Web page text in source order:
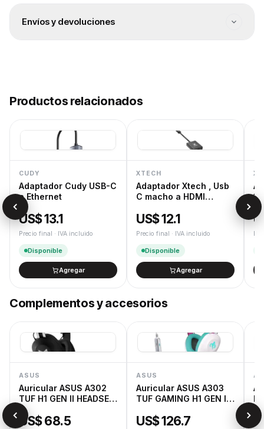
Envíos y devoluciones
Despacho rápido en 24/48 h hábiles para productos en
12 meses de garantía oficial de fábrica. Gestión de RMA
Cambios y devoluciones según la Ley de Defensa del
Consumidor.
Productos relacionados
CUDY
Adaptador Cudy USB-C
a Ethernet
US$ 13.1
Precio final · IVA incluido
Disponible
Agregar
XTECH
Adaptador Xtech , Usb
C macho a HDMI
US$ 12.1
Precio final · IVA incluido
Disponible
Agregar
1,
Complementos y accesorios
ASUS
Auricular ASUS A302
TUF H1 GEN II HEADSET
NA
US$ 68.5
ASUS
Auricular ASUS A303
TUF GAMING H1 GEN II
EDITION
US$ 126.7